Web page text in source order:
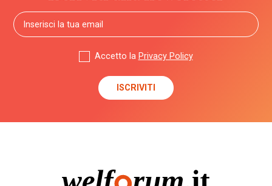
Accetto la Privacy Policy